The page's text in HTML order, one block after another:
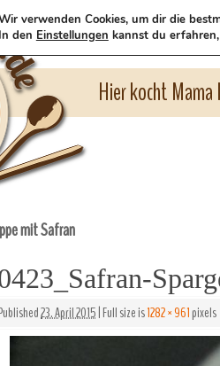
Hier kocht
mit Safran
23. April 2015|Full size is1282 × 961pixels
verwenden Cookies, um dir die
In den Einstellungen kannst du